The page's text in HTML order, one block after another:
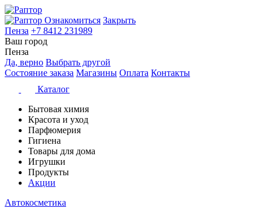
Ознакомиться Закрыть
Пенза +7 8412 231989
Ваш город
Пенза
Да, верно Выбрать другой
Состояние заказа Магазины Оплата Контакты
Каталог
Бытовая химия
Красота и уход
Парфюмерия
Гигиена
Товары для дома
Игрушки
Продукты
Акции
Автокосметика